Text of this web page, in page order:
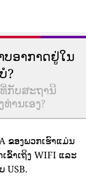
ອາກາດຢູ່ໃນ
?
ກັບສະຖານີ
ານເອງ?
ຂອງພວກເຮົາແມ່ນ
ຂົ້າເຖິງ WIFI ແລະ
USB.